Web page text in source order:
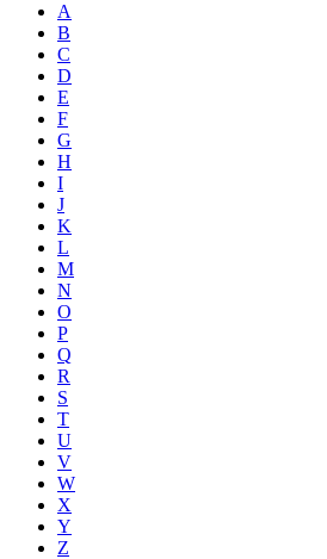
A
B
C
D
E
F
G
H
I
J
K
L
M
N
O
P
Q
R
S
T
U
V
W
X
Y
Z